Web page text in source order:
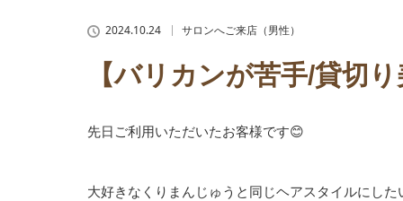
2024.10.24 サロンへご来店（男性）
【バリカンが苦手/貸切
先日ご利用いただいたお客様です😊
大好きなくりまんじゅうと同じヘアスタイルにした